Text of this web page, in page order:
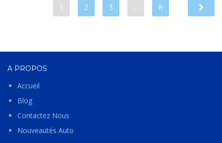
1 2 3 … 8
A PROPOS
Accueil
Blog
Contactez Nous
Nouveautés Auto